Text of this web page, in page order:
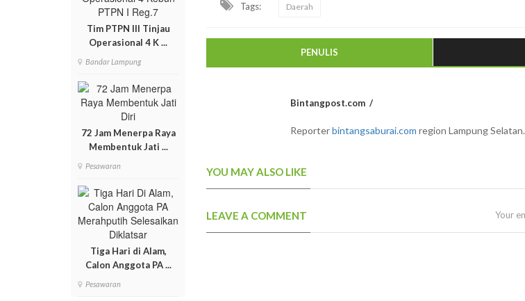
Tim PTPN III Tinjau
Operasional 4 K ...
Bandar Lampung
72 Jam Menerpa Raya
Membentuk Jati ...
Pesawaran
Tiga Hari di Alam,
Calon Anggota PA ...
Pesawaran
Tags: Daerah
PENULIS
Bintangpost.com
Reporterbintangsaburai.com region Lampung Selatan.
YOU MAY ALSO LIKE
LEAVE A COMMENT Your